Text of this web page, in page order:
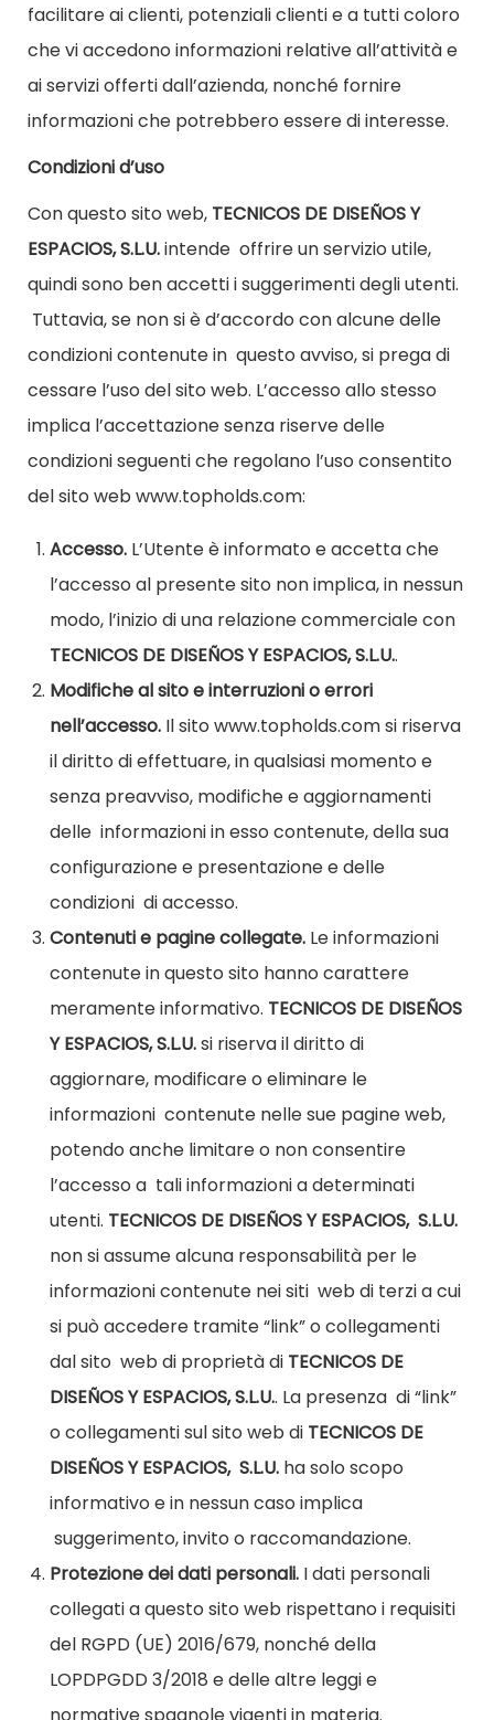
facilitare ai clienti, potenziali clienti e a tutti coloro
che vi accedono informazioni relative all’attività e
ai servizi offerti dall’azienda, nonché fornire
informazioni che potrebbero essere di interesse.
Condizioni d’uso
Con questo sito web, TECNICOS DE DISEÑOS Y
ESPACIOS, S.L.U.intende offrire un servizio utile,
quindi sono ben accetti i suggerimenti degli utenti.
Tuttavia, se non si è d’accordo con alcune delle
condizioni contenute in questo avviso, si prega di
cessare l’uso del sito web. L’accesso allo stesso
implica l’accettazione senza riserve delle
condizioni seguenti che regolano l’uso consentito
del sito web www.topholds.com:
Accesso. L’Utente è informato e accetta che
l’accesso al presente sito non implica, in nessun
modo, l’inizio di una relazione commerciale con
TECNICOS DE DISEÑOS Y ESPACIOS, S.L.U..
Modifiche al sito e interruzioni o errori
nell’accesso. Ilsito www.topholds.com si riserva
il diritto di effettuare, in qualsiasi momento e
senza preavviso, modifiche e aggiornamenti
delle informazioni in esso contenute, della sua
configurazione e presentazione e delle
condizioni di accesso.
Contenuti e pagine collegate. Le informazioni
contenute in questo sito hanno carattere
meramente informativo. TECNICOS DE DISEÑOS
Y ESPACIOS,S.L.U.si riserva il diritto di
aggiornare, modificare o eliminare le
informazioni contenute nelle sue pagine web,
potendo anche limitare o non consentire
l’accesso a tali informazioni a determinati
utenti. TECNICOS DE DISEÑOS Y ESPACIOS, S.L.U.
non si assume alcuna responsabilità per le
informazioni contenute nei siti web di terzi a cui
si può accedere tramite “link” o collegamenti
dal sito web di proprietà di TECNICOS DE
DISEÑOS Y ESPACIOS, S.L.U.. La presenza di “link”
o collegamenti sul sito web di TECNICOS DE
DISEÑOS Y ESPACIOS, S.L.U. ha solo scopo
informativo e in nessun caso implica
suggerimento, invito o raccomandazione.
Protezione dei dati personali. I dati personali
collegati a questo sito web rispettano i requisiti
del RGPD (UE) 2016/679, nonché della
LOPDPGDD 3/2018 e delle altre leggi e